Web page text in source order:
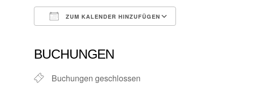
ZUM KALENDER HINZUFÜGEN
BUCHUNGEN
Buchungen geschlossen